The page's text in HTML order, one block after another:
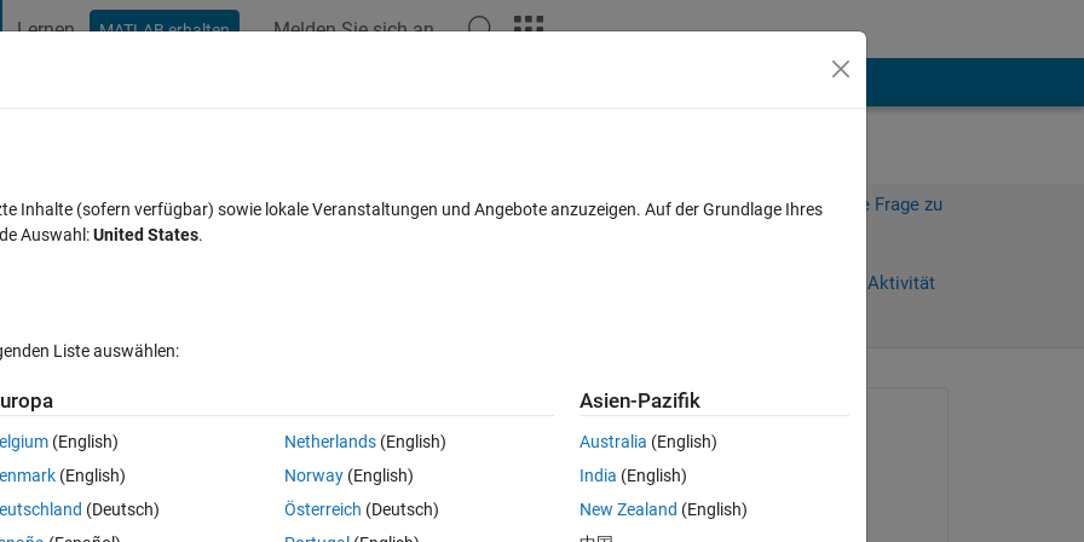
Lernen MATLAB erhalten Melden Sie sich an
Melden Sie sich an, um diese Frage zu
Anmelden, um Aktivität
0 Stimmen
waves that correspond to the notes on the scale. The notes are
Richa Chaturvedi
am 19 Dez. 2016
Inhalte (sofern verfügbar) sowie lokale Veranstaltungen und Angebote anzuzeigen. Auf der Grundlage Ihres
Auswahl:United States.
Liste auswählen:
(English)
(English)
(Deutsch)
Netherlands(English)
Norway(English)
Österreich (Deutsch)
Asien-Pazifik
Australia (English)
India (English)
New Zealand (English)